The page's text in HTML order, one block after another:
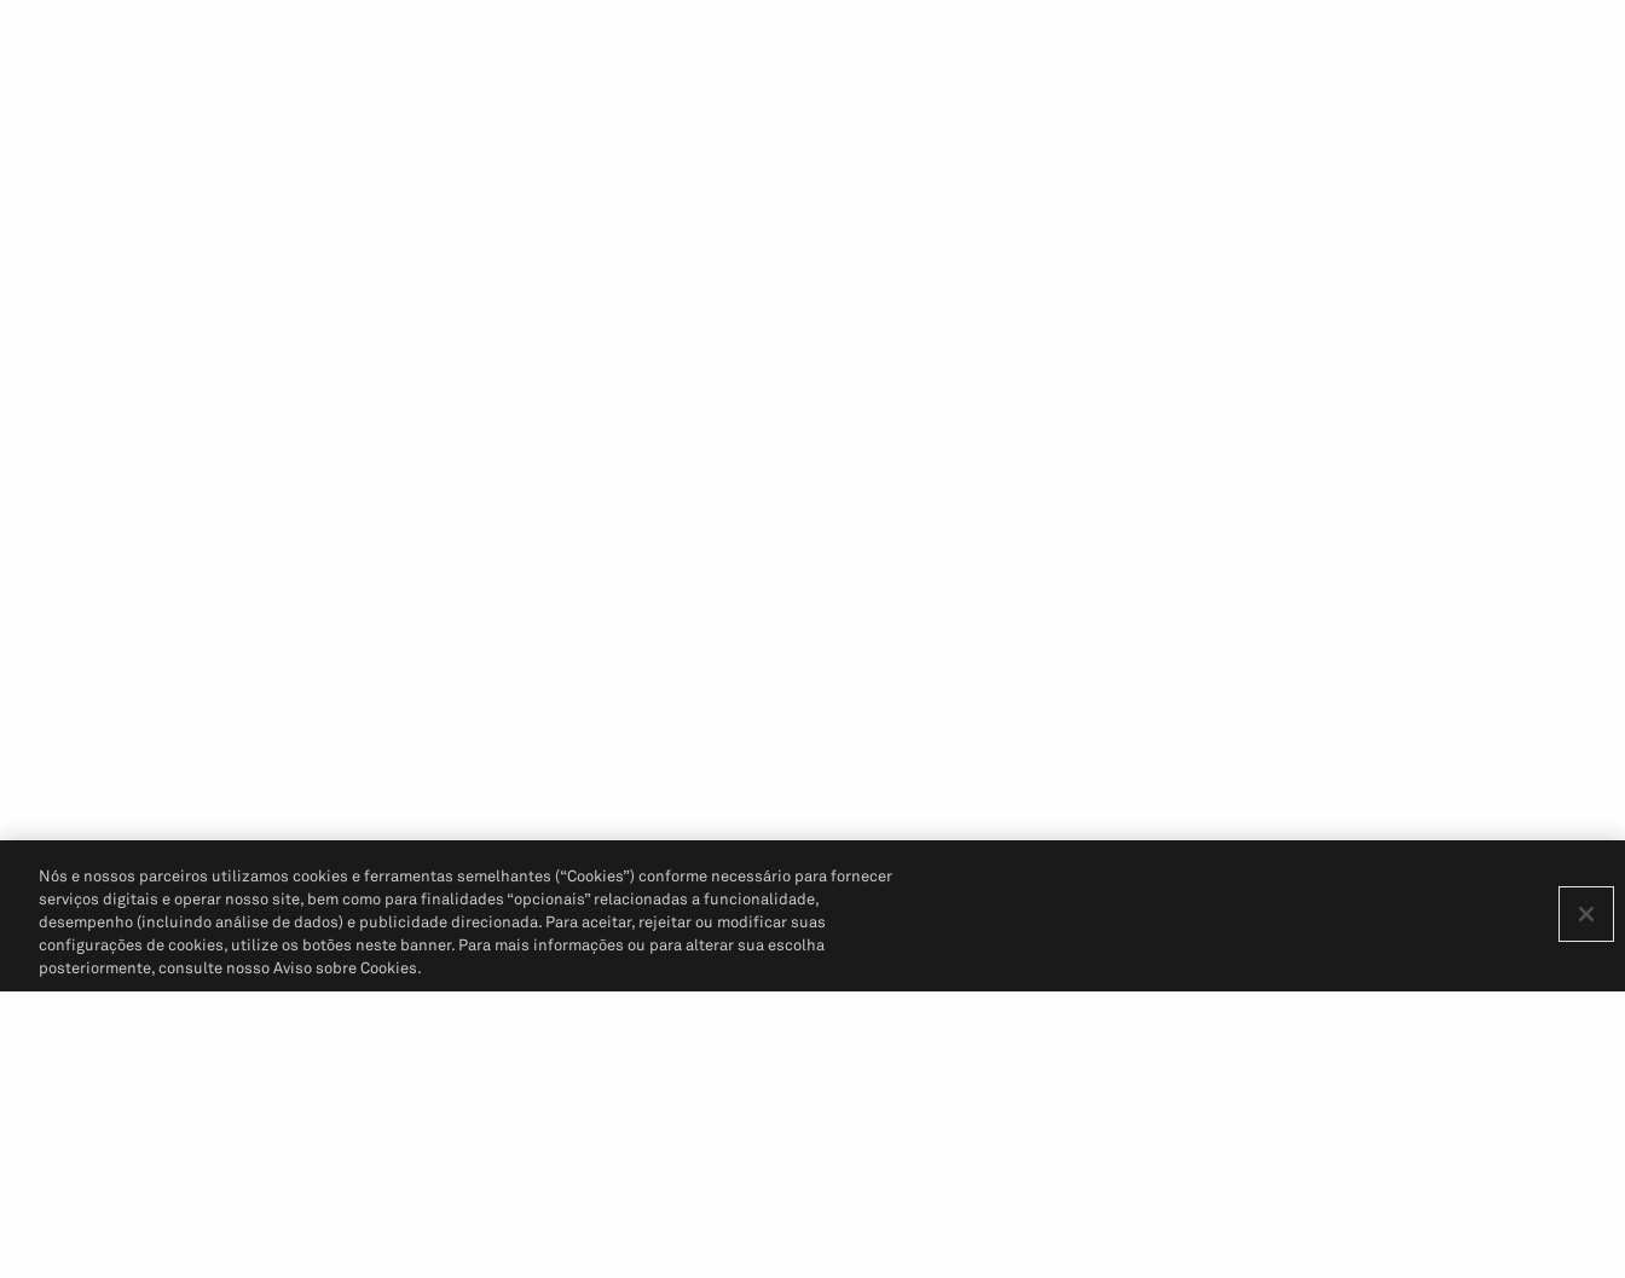
Nós e nossos parceiros utilizamos cookies e ferramentas semelhantes (“Cookies”) conforme necessário para fornecer
serviços digitais e operar nosso site, bem como para finalidades “opcionais” relacionadas a funcionalidade,
desempenho (incluindo análise de dados) e publicidade direcionada. Para aceitar, rejeitar ou modificar suas
configurações de cookies, utilize os botões neste banner. Para mais informações ou para alterar sua escolha
posteriormente, consulte nosso Aviso sobre Cookies.